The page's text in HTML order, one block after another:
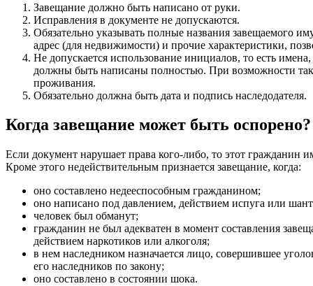
Завещание должно быть написано от руки.
Исправления в документе не допускаются.
Обязательно указывать полные названия завещаемого
адрес (для недвижимости) и прочие характеристики,
Не допускается использование инициалов, то есть
должны быть написаны полностью. При возможности
проживания.
Обязательно должна быть дата и подпись наследодателя.
Когда завещание может быть оспорено?
Если документ нарушает права кого-либо, то этот гражданин
Кроме этого недействительным признается завещание, когда:
оно составлено недееспособным гражданином;
оно написано под давлением, действием испуга или
человек был обманут;
гражданин не был адекватен в момент составления
действием наркотиков или алкоголя;
в нем наследником назначается лицо, совершившее
его наследников по закону;
оно составлено в состоянии шока.